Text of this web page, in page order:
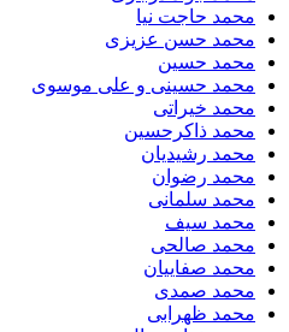
محمد حاجت نیا
محمد حسن عزیزی
محمد حسین
محمد حسینی و علی موسوی
محمد خیراتی
محمد ذاکرحسین
محمد رشیدیان
محمد رضوان
محمد سلمانی
محمد سیف
محمد صالحی
محمد صفاییان
محمد صمدی
محمد ظهرابی